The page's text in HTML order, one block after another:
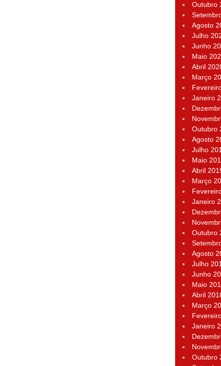
Outubro
Agosto
Julho
Junho
Maio
Abril
Março
Janeiro
Outubro
Agosto
Julho
Maio
Abril
Março
Janeiro
Outubro
Agosto
Julho
Junho
Maio
Abril
Março
Janeiro
Outubro